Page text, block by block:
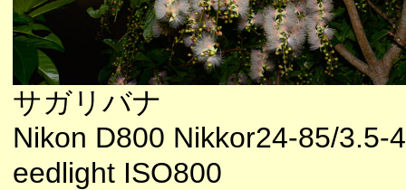
サガリバナ
Nikon D800 Nikkor24-85/3.5-
eedlight ISO800